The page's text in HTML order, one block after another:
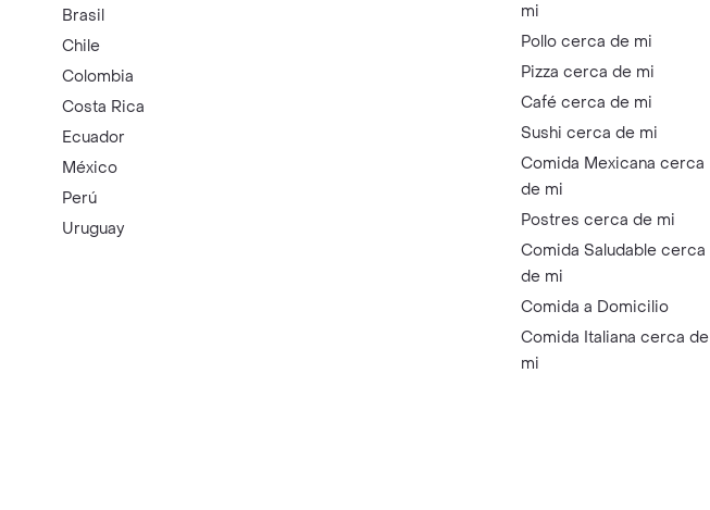
Brasil
Chile
Colombia
Costa Rica
Ecuador
México
Perú
Uruguay
mi
Pollo cerca de mi
Pizza cerca de mi
Café cerca de mi
Sushi cerca de mi
Comida Mexicana cerca
de mi
Postres cerca de mi
Comida Saludable cerca
de mi
Comida a Domicilio
Comida Italiana cerca de
mi